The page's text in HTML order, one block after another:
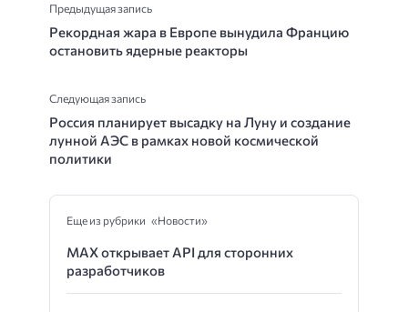
Предыдущая запись
Рекордная жара в Европе вынудила Францию
остановить ядерные реакторы
Следующая запись
Россия планирует высадку на Луну и создание
лунной АЭС в рамках новой космической
политики
Еще из рубрики «Новости»
MAX открывает API для сторонних
разработчиков